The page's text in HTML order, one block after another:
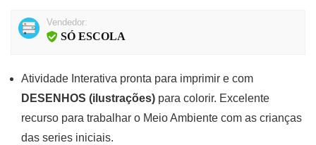
Vendedor:
SÓ ESCOLA
Atividade Interativa pronta para imprimir e com
DESENHOS (ilustrações) para colorir. Excelente
recurso para trabalhar o Meio Ambiente com as crianças
das series iniciais.